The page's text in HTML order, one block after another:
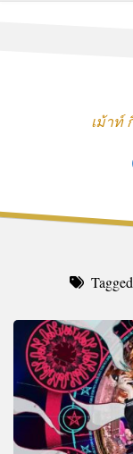
เม้าท์